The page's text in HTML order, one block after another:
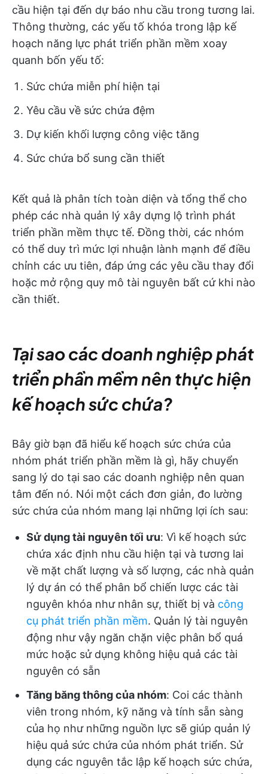
cầu hiện tại đến dự báo nhu cầu trong tương lai.
Thông thường, các yếu tố khóa trong lập kế
hoạch năng lực phát triển phần mềm xoay
quanh bốn yếu tố:
Sức chứa miễn phí hiện tại
Yêu cầu về sức chứa đệm
Dự kiến khối lượng công việc tăng
Sức chứa bổ sung cần thiết
Kết quả là phân tích toàn diện và tổng thể cho
phép các nhà quản lý xây dựng lộ trình phát
triển phần mềm thực tế. Đồng thời, các nhóm
có thể duy trì mức lợi nhuận lành mạnh để điều
chỉnh các ưu tiên, đáp ứng các yêu cầu thay đổi
hoặc mở rộng quy mô tài nguyên bất cứ khi nào
cần thiết.
Tại sao các doanh nghiệp phát
triển phần mềm nên thực hiện
kế hoạch sức chứa?
Bây giờ bạn đã hiểu kế hoạch sức chứa của
nhóm phát triển phần mềm là gì, hãy chuyển
sang lý do tại sao các doanh nghiệp nên quan
tâm đến nó. Nói một cách đơn giản, đo lường
sức chứa của nhóm mang lại những lợi ích sau:
Sử dụng tài nguyên tối ưu: Vì kế hoạch sức
chứa xác định nhu cầu hiện tại và tương lai
về mặt chất lượng và số lượng, các nhà quản
lý dự án có thể phân bổ chiến lược các tài
nguyên khóa như nhân sự, thiết bị và công
cụ phát triển phần mềm. Quản lý tài nguyên
động như vậy ngăn chặn việc phân bổ quá
mức hoặc sử dụng không hiệu quả các tài
nguyên có sẵn
Tăng băng thông của nhóm: Coi các thành
viên trong nhóm, kỹ năng và tính sẵn sàng
của họ như những nguồn lực sẽ giúp quản lý
hiệu quả sức chứa của nhóm phát triển. Sử
dụng các nguyên tắc lập kế hoạch sức chứa,